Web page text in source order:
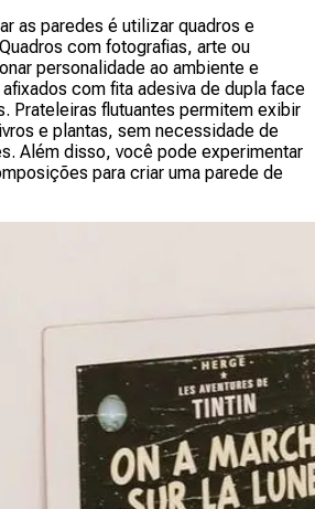
as paredes é utilizar quadros e
com fotografias, arte ou
personalidade ao ambiente e
com fita adesiva de dupla face
Prateleiras flutuantes permitem exibir
e plantas, sem necessidade de
Além disso, você pode experimentar
para criar uma parede de